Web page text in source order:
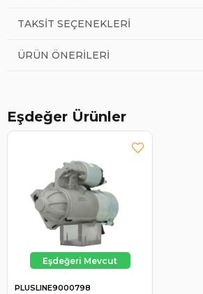
TAKSIT SEÇENEKLERI
ÜRÜN ÖNERILERI
Eşdeğer Ürünler
PLUSLINE9000798